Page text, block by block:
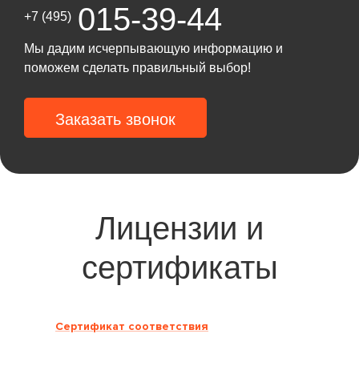
+7 (495) 015-39-44
Мы дадим исчерпывающую информацию и
поможем сделать правильный выбор!
Заказать звонок
Лицензии и
сертификаты
Сертификат соответствия